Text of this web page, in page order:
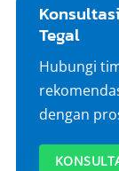
Tegal
Hubungi
dengan